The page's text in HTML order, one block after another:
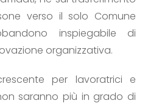
verso il solo Comune
inspiegabile di
organizzativa.
per lavoratrici e
saranno più in grado di